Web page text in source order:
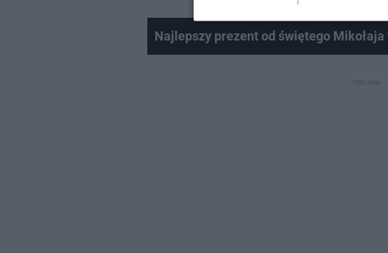
Najlepszy prezent od świętego